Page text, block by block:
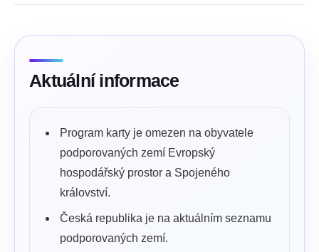
Aktuální informace
Program karty je omezen na obyvatele
podporovaných zemí Evropský
hospodářský prostor a Spojeného
království.
Česká republika je na aktuálním seznamu
podporovaných zemí.